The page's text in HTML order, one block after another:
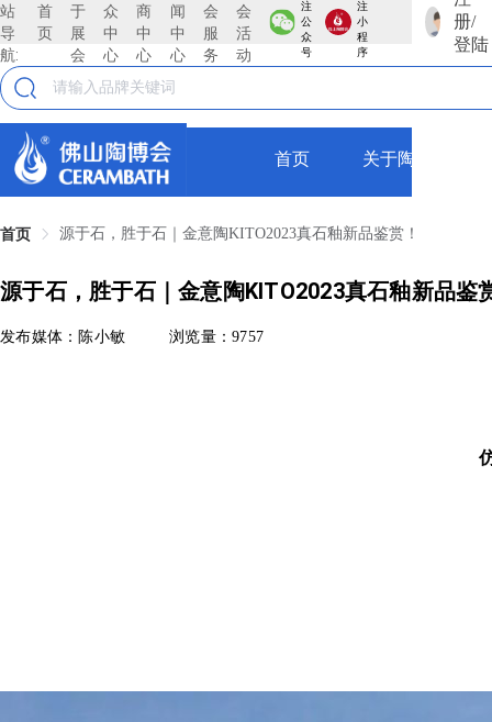
站
导
航:
首
页
于
展
会
众
中
心
商
中
心
闻
中
心
会
服
务
会
活
动
注
公
众
号
注
小
程
序
册/
登陆
首页 关于陶博会
首页 源于石，胜于石｜金意陶KITO2023真石釉新品鉴赏！
源于石，胜于石｜金意陶KITO2023真石釉新品鉴
发布媒体：陈小敏 浏览量：9757